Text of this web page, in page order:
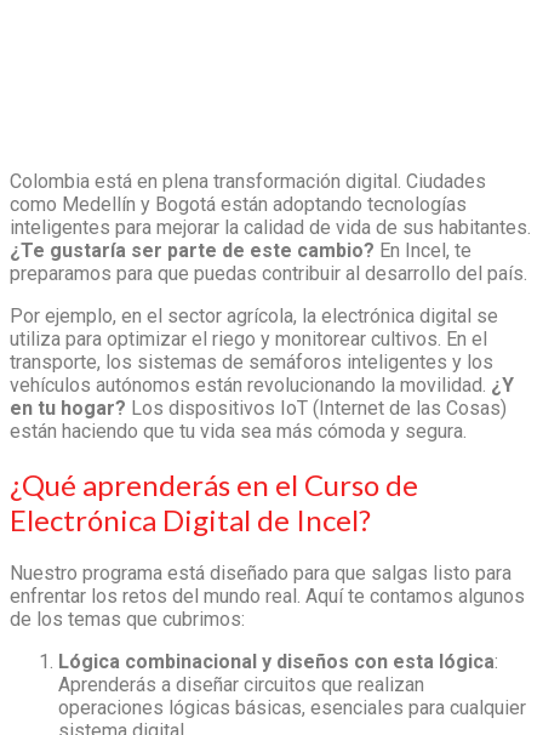
Colombia está en plena transformación digital. Ciudades
como Medellín y Bogotá están adoptando tecnologías
inteligentes para mejorar la calidad de vida de sus habitantes.
¿Te gustaría ser parte de este cambio? En Incel, te
preparamos para que puedas contribuir al desarrollo del país.
Por ejemplo, en el sector agrícola, la electrónica digital se
utiliza para optimizar el riego y monitorear cultivos. En el
transporte, los sistemas de semáforos inteligentes y los
vehículos autónomos están revolucionando la movilidad. ¿Y
en tu hogar? Los dispositivos IoT (Internet de las Cosas)
están haciendo que tu vida sea más cómoda y segura.
¿Qué aprenderás en el Curso de
Electrónica Digital de Incel?
Nuestro programa está diseñado para que salgas listo para
enfrentar los retos del mundo real. Aquí te contamos algunos
de los temas que cubrimos:
Lógica combinacional y diseños con esta lógica:
Aprenderás a diseñar circuitos que realizan
operaciones lógicas básicas, esenciales para cualquier